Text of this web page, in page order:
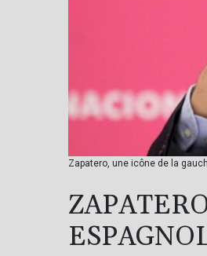
Zapatero, une icône de la